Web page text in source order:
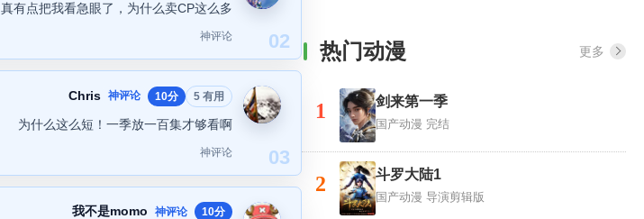
02
真有点把我看急眼了，为什么卖CP这么多
神评论
03
Chris 神评论 10分 5 有用
为什么这么短！一季放一百集才够看啊
神评论
我不是momo 神评论 10分
热门动漫 更多
1 剑来第一季
国产动漫 完结
2 斗罗大陆1
国产动漫 导演剪辑版